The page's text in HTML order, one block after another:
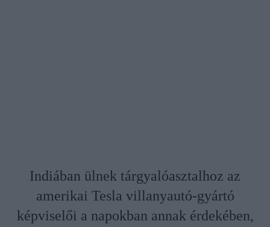
Indiában ülnek tárgyalóasztalhoz az
amerikai Tesla villanyautó-gyártó
képviselői a napokban annak érdekében,